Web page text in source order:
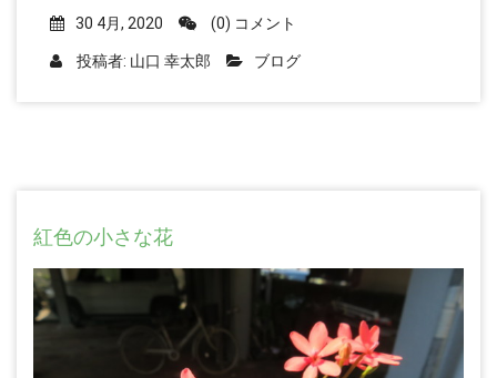
30 4月, 2020 (0) コメント
投稿者: 山口 幸太郎 ブログ
紅色の小さな花